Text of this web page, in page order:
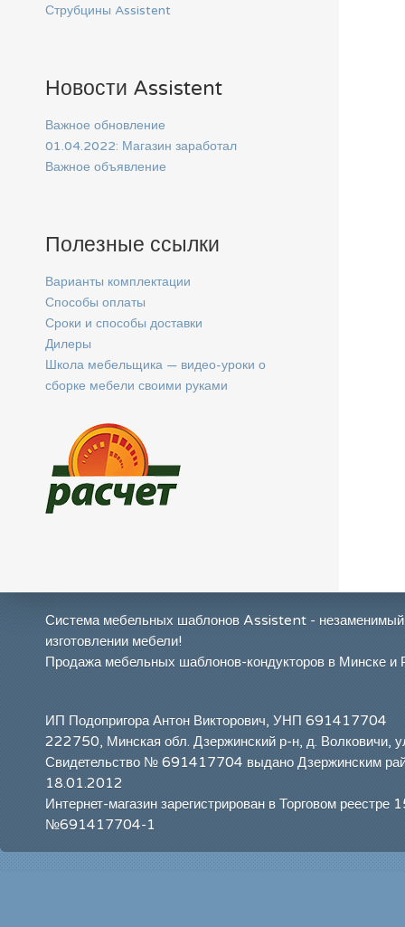
Струбцины Assistent
Новости Assistent
Важное обновление
01.04.2022: Магазин заработал
Важное объявление
Полезные ссылки
Варианты комплектации
Способы оплаты
Сроки и способы доставки
Дилеры
Школа мебельщика — видео-уроки о
сборке мебели своими руками
Система мебельных шаблонов Assistent -
изготовлении мебели!
Продажа мебельных шаблонов-кондукторов в Минске и
ИП Подопригора Антон Викторович, УНП 691417704
222750, Минская обл. Дзержинский р-н, д. Волковичи,
Свидетельство № 691417704 выдано Дзержинским
18.01.2012
Интернет-магазин зарегистрирован в Торговом
№691417704-1